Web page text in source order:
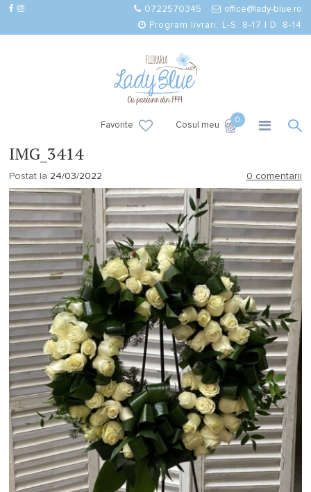
0722570345
office@lady-blue.ro
Program livrari: L-S: 8-17 | D: 8-14
Favorite Cosul meu
0
IMG_3414
Postat la 24/03/2022 0 comentarii